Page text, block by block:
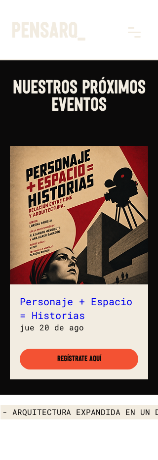
pensarq_
nuestros próximos
eventos
Personaje + Espacio
= Historias
jue 20 de ago
Regístrate aquí
- ARQUITECTURA EXPANDIDA EN UN